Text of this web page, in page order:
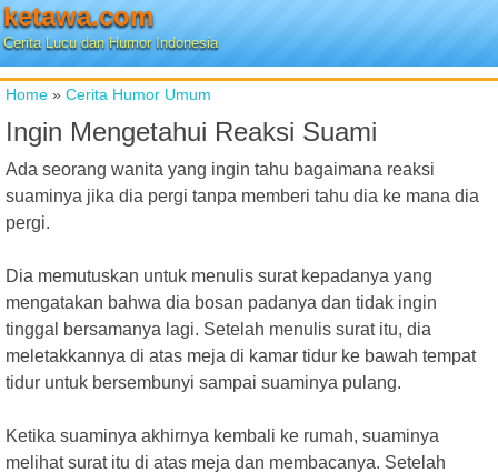
ketawa.com
Cerita Lucu dan Humor Indonesia
Home » Cerita Humor Umum
Ingin Mengetahui Reaksi Suami
Ada seorang wanita yang ingin tahu bagaimana reaksi
suaminya jika dia pergi tanpa memberi tahu dia ke mana dia
pergi.
Dia memutuskan untuk menulis surat kepadanya yang
mengatakan bahwa dia bosan padanya dan tidak ingin
tinggal bersamanya lagi. Setelah menulis surat itu, dia
meletakkannya di atas meja di kamar tidur ke bawah tempat
tidur untuk bersembunyi sampai suaminya pulang.
Ketika suaminya akhirnya kembali ke rumah, suaminya
melihat surat itu di atas meja dan membacanya. Setelah